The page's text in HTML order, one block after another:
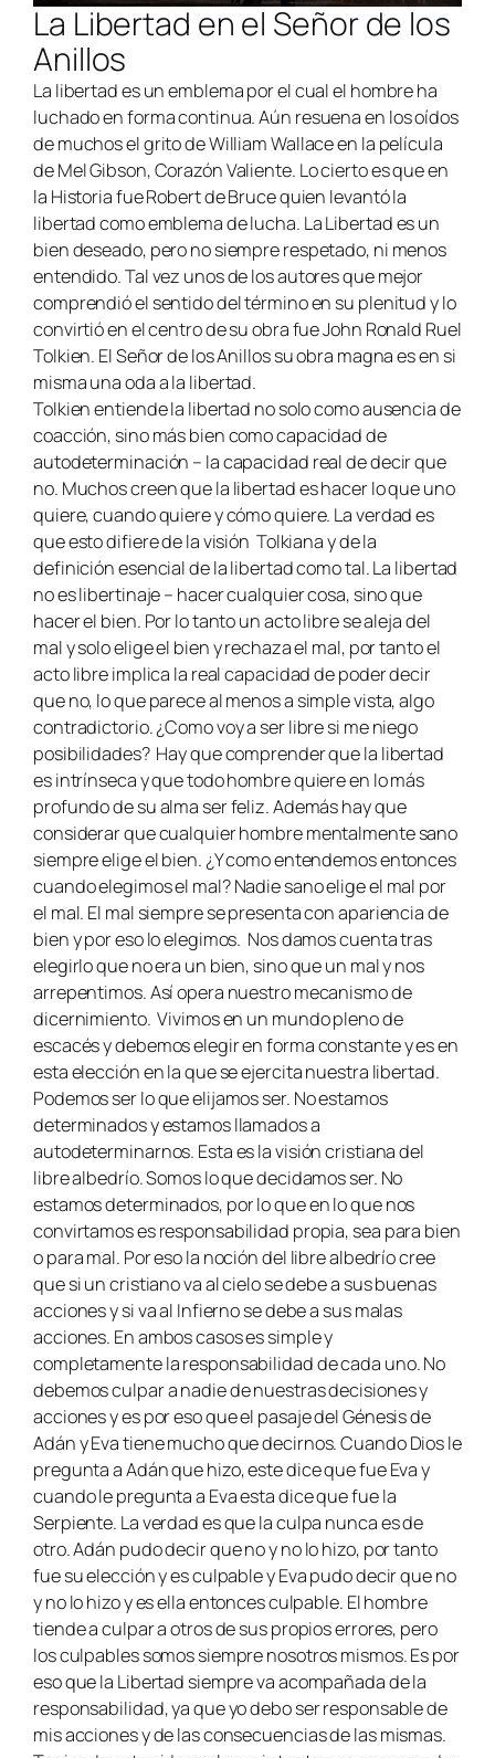
La Libertad en el Señor de los
Anillos
La libertad es un emblema por el cual el hombre ha
luchado en forma continua. Aún resuena en los oídos
de muchos el grito de William Wallace en la película
de Mel Gibson, Corazón Valiente. Lo cierto es que en
la Historia fue Robert de Bruce quien levantó la
libertad como emblema de lucha. La Libertad es un
bien deseado, pero no siempre respetado, ni menos
entendido. Tal vez unos de los autores que mejor
comprendió el sentido del término en su plenitud y lo
convirtió en el centro de su obra fue John Ronald Ruel
Tolkien. El Señor de los Anillos su obra magna es en si
misma una oda a la libertad.
Tolkien entiende la libertad no solo como ausencia de
coacción, sino más bien como capacidad de
autodeterminación – la capacidad real de decir que
no. Muchos creen que la libertad es hacer lo que uno
quiere, cuando quiere y cómo quiere. La verdad es
que esto difiere de la visión Tolkiana y de la
definición esencial de la libertad como tal. La libertad
no es libertinaje – hacer cualquier cosa, sino que
hacer el bien. Por lo tanto un acto libre se aleja del
mal y solo elige el bien y rechaza el mal, por tanto el
acto libre implica la real capacidad de poder decir
que no, lo que parece al menos a simple vista, algo
contradictorio. ¿Como voy a ser libre si me niego
posibilidades? Hay que comprender que la libertad
es intrínseca y que todo hombre quiere en lo más
profundo de su alma ser feliz. Además hay que
considerar que cualquier hombre mentalmente sano
siempre elige el bien. ¿Y como entendemos entonces
cuando elegimos el mal? Nadie sano elige el mal por
el mal. El mal siempre se presenta con apariencia de
bien y por eso lo elegimos. Nos damos cuenta tras
elegirlo que no era un bien, sino que un mal y nos
arrepentimos. Así opera nuestro mecanismo de
dicernimiento. Vivimos en un mundo pleno de
escacés y debemos elegir en forma constante y es en
esta elección en la que se ejercita nuestra libertad.
Podemos ser lo que elijamos ser. No estamos
determinados y estamos llamados a
autodeterminarnos. Esta es la visión cristiana del
libre albedrío. Somos lo que decidamos ser. No
estamos determinados, por lo que en lo que nos
convirtamos es responsabilidad propia, sea para bien
o para mal. Por eso la noción del libre albedrío cree
que si un cristiano va al cielo se debe a sus buenas
acciones y si va al Infierno se debe a sus malas
acciones. En ambos casos es simple y
completamente la responsabilidad de cada uno. No
debemos culpar a nadie de nuestras decisiones y
acciones y es por eso que el pasaje del Génesis de
Adán y Eva tiene mucho que decirnos. Cuando Dios le
pregunta a Adán que hizo, este dice que fue Eva y
cuando le pregunta a Eva esta dice que fue la
Serpiente. La verdad es que la culpa nunca es de
otro. Adán pudo decir que no y no lo hizo, por tanto
fue su elección y es culpable y Eva pudo decir que no
y no lo hizo y es ella entonces culpable. El hombre
tiende a culpar a otros de sus propios errores, pero
los culpables somos siempre nosotros mismos. Es por
eso que la Libertad siempre va acompañada de la
responsabilidad, ya que yo debo ser responsable de
mis acciones y de las consecuencias de las mismas.